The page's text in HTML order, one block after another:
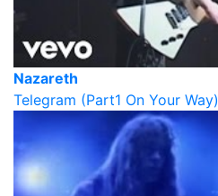
Nazareth
Telegram (Part1 On Your Way)